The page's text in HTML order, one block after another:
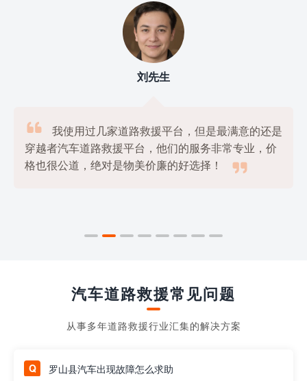
刘先生

我使用过几家道路救援平台，但是最满意的还是
穿越者汽车道路救援平台，他们的服务非常专业，价
格也很公道，绝对是物美价廉的好选择！

汽车道路救援常见问题
从事多年道路救援行业汇集的解决方案
罗山县汽车出现故障怎么求助